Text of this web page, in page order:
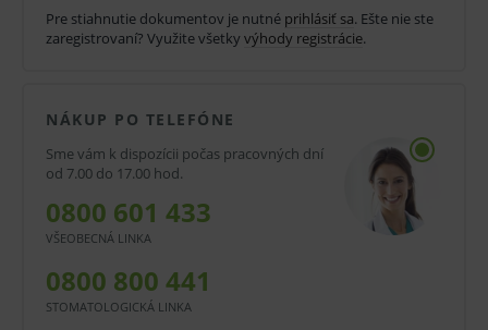
každý stupeň hrubosti je farebne odlíšený.
Disky sa dajú jednoducho vymieňať vďaka
Balenie:
50 ks
V prípade porušenia zapečateného obalu tohto
tovaru nie je z dôvodu ochrany zdravia alebo
hygienických dôvodov možné odstúpiť od kúpnej
zmluvy v lehote 14 dní.
Pre stiahnutie dokumentov je nutné prihlásiť sa. Ešte nie ste
zaregistrovaní? Využite všetky výhody registrácie.
NÁKUP PO TELEFÓNE
Sme vám k dispozícii počas pracovných dní
od 7.00 do 17.00 hod.
0800 601 433
VŠEOBECNÁ LINKA
0800 800 441
STOMATOLOGICKÁ LINKA